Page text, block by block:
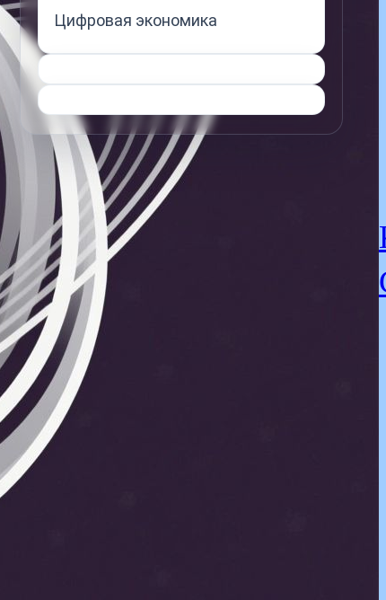
Цифровая экономика